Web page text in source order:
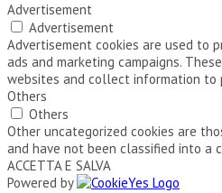
Advertisement
Advertisement
Advertisement cookies are used to
ads and marketing campaigns.
websites and collect information to
Others
Others
Other uncategorized cookies are
and have not been classified into a
ACCETTA E SALVA
Powered by